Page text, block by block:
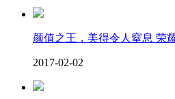
颜值之王，美得令人窒息 荣
2017-02-02